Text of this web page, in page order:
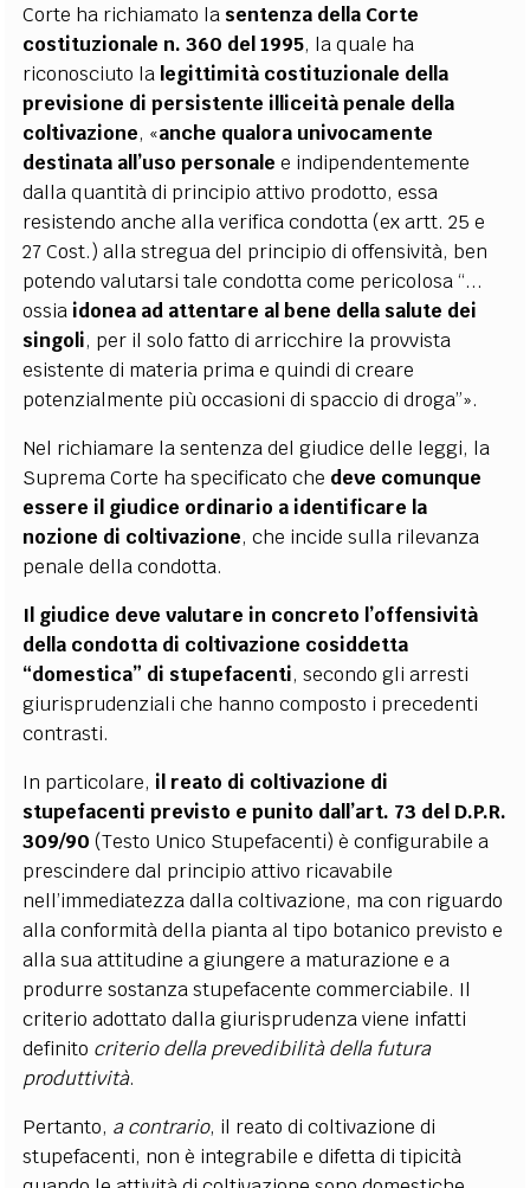
Corte ha richiamato la sentenza della Corte
costituzionale n. 360 del 1995, la quale ha
riconosciuto la legittimità costituzionale della
previsione di persistente illiceità penale della
coltivazione, «anche qualora univocamente
destinata all’uso personale e indipendentemente
dalla quantità di principio attivo prodotto, essa
resistendo anche alla verifica condotta (ex artt. 25 e
27 Cost.) alla stregua del principio di offensività, ben
potendo valutarsi tale condotta come pericolosa “...
ossia idonea ad attentare al bene della salute dei
singoli, per il solo fatto di arricchire la provvista
esistente di materia prima e quindi di creare
potenzialmente più occasioni di spaccio di droga”».
Nel richiamare la sentenza del giudice delle leggi, la
Suprema Corte ha specificato che deve comunque
essere il giudice ordinario a identificare la
nozione di coltivazione, che incide sulla rilevanza
penale della condotta.
Il giudice deve valutare in concreto l’offensività
della condotta di coltivazione cosiddetta
“domestica” di stupefacenti, secondo gli arresti
giurisprudenziali che hanno composto i precedenti
contrasti.
In particolare, il reato di coltivazione di
stupefacenti previsto e punito dall’art. 73 del D.P.R.
309/90 (Testo Unico Stupefacenti) è configurabile a
prescindere dal principio attivo ricavabile
nell’immediatezza dalla coltivazione, ma con riguardo
alla conformità della pianta al tipo botanico previsto e
alla sua attitudine a giungere a maturazione e a
produrre sostanza stupefacente commerciabile. Il
criterio adottato dalla giurisprudenza viene infatti
definito criterio della prevedibilità della futura
produttività.
Pertanto, a contrario, il reato di coltivazione di
stupefacenti, non è integrabile e difetta di tipicità